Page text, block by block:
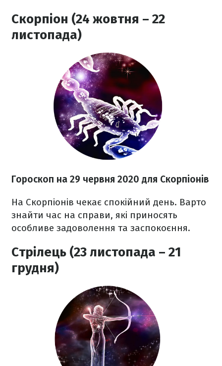
Скорпіон (24 жовтня – 22
листопада)
Гороскоп на 29 червня 2020 для Скорпіонів
На Скорпіонів чекає спокійний день. Варто
знайти час на справи, які приносять
особливе задоволення та заспокоєння.
Стрілець (23 листопада – 21
грудня)